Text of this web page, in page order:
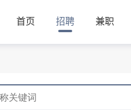
首页 招聘 兼职